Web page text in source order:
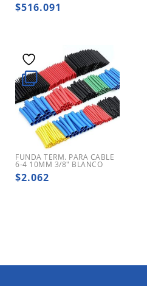
$516.091
FUNDA TERM. PARA CABLE
6-4 10MM 3/8″ BLANCO
$2.062